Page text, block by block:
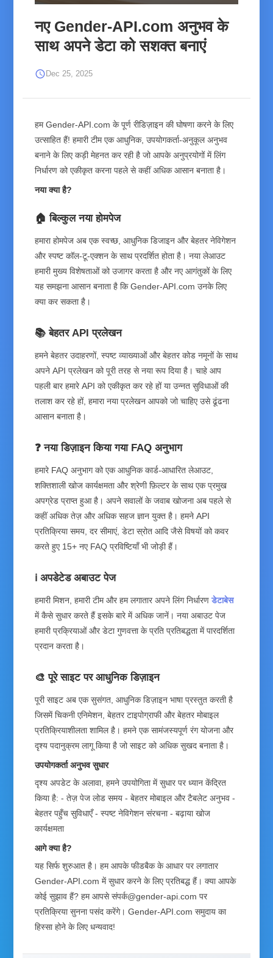
नए Gender-API.com अनुभव के
साथ अपने डेटा को सशक्त बनाएं
schedule Dec 25, 2025
हम Gender-API.com के पूर्ण रीडिज़ाइन की घोषणा करने के लिए
उत्साहित हैं! हमारी टीम एक आधुनिक, उपयोगकर्ता-अनुकूल अनुभव
बनाने के लिए कड़ी मेहनत कर रही है जो आपके अनुप्रयोगों में लिंग
निर्धारण को एकीकृत करना पहले से कहीं अधिक आसान बनाता है।
नया क्या है?
🏠 बिल्कुल नया होमपेज
हमारा होमपेज अब एक स्वच्छ, आधुनिक डिजाइन और बेहतर नेविगेशन
और स्पष्ट कॉल-टू-एक्शन के साथ प्रदर्शित होता है। नया लेआउट
हमारी मुख्य विशेषताओं को उजागर करता है और नए आगंतुकों के लिए
यह समझना आसान बनाता है कि Gender-API.com उनके लिए
क्या कर सकता है।
📚 बेहतर API प्रलेखन
हमने बेहतर उदाहरणों, स्पष्ट व्याख्याओं और बेहतर कोड नमूनों के साथ
अपने API प्रलेखन को पूरी तरह से नया रूप दिया है। चाहे आप
पहली बार हमारे API को एकीकृत कर रहे हों या उन्नत सुविधाओं की
तलाश कर रहे हों, हमारा नया प्रलेखन आपको जो चाहिए उसे ढूंढना
आसान बनाता है।
❓ नया डिज़ाइन किया गया FAQ अनुभाग
हमारे FAQ अनुभाग को एक आधुनिक कार्ड-आधारित लेआउट,
शक्तिशाली खोज कार्यक्षमता और श्रेणी फ़िल्टर के साथ एक प्रमुख
अपग्रेड प्राप्त हुआ है। अपने सवालों के जवाब खोजना अब पहले से
कहीं अधिक तेज़ और अधिक सहज ज्ञान युक्त है। हमने API
प्रतिक्रिया समय, दर सीमाएं, डेटा स्रोत आदि जैसे विषयों को कवर
करते हुए 15+ नए FAQ प्रविष्टियाँ भी जोड़ी हैं।
ℹ️ अपडेटेड अबाउट पेज
हमारी मिशन, हमारी टीम और हम लगातार अपने लिंग निर्धारणडेटाबेस
में कैसे सुधार करते हैं इसके बारे में अधिक जानें। नया अबाउट पेज
हमारी प्रक्रियाओं और डेटा गुणवत्ता के प्रति प्रतिबद्धता में पारदर्शिता
प्रदान करता है।
🎨 पूरे साइट पर आधुनिक डिज़ाइन
पूरी साइट अब एक सुसंगत, आधुनिक डिज़ाइन भाषा प्रस्तुत करती है
जिसमें चिकनी एनिमेशन, बेहतर टाइपोग्राफी और बेहतर मोबाइल
प्रतिक्रियाशीलता शामिल है। हमने एक सामंजस्यपूर्ण रंग योजना और
दृश्य पदानुक्रम लागू किया है जो साइट को अधिक सुखद बनाता है।
उपयोगकर्ता अनुभव सुधार
दृश्य अपडेट के अलावा, हमने उपयोगिता में सुधार पर ध्यान केंद्रित
किया है: - तेज़ पेज लोड समय - बेहतर मोबाइल और टैबलेट अनुभव -
बेहतर पहुँच सुविधाएँ - स्पष्ट नेविगेशन संरचना - बढ़ाया खोज
कार्यक्षमता
आगे क्या है?
यह सिर्फ शुरुआत है। हम आपके फीडबैक के आधार पर लगातार
Gender-API.com में सुधार करने के लिए प्रतिबद्ध हैं। क्या आपके
कोई सुझाव हैं? हम आपसे संपर्क@gender-api.com पर
प्रतिक्रिया सुनना पसंद करेंगे। Gender-API.com समुदाय का
हिस्सा होने के लिए धन्यवाद!